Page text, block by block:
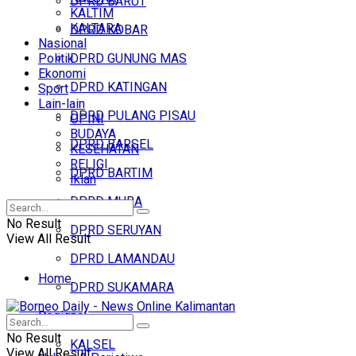
DPRD KOBAR
DPRD GUNUNG MAS
DPRD KATINGAN
DPRD PULANG PISAU
DPRD BARSEL
DPRD BARTIM
DPRD MURA
DPRD SERUYAN
DPRD LAMANDAU
DPRD SUKAMARA
Regional
KALSEL
KALTIM
KALTARA
Nasional
Politik
Ekonomi
Sport
Lain-lain
OPINI
BUDAYA
KESEHATAN
RELIGI
Iklan
No Result
View All Result
Home
Headline
No Result